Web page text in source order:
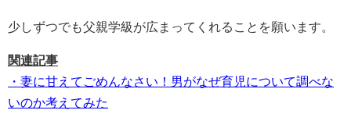
少しずつでも父親学級が広まってくれることを願います。
関連記事
・妻に甘えてごめんなさい！男がなぜ育児について調べな
いのか考えてみた